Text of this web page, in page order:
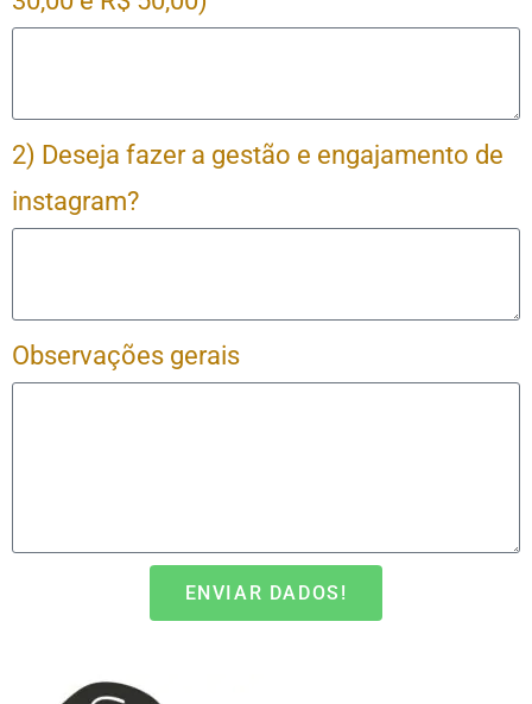
2) Deseja fazer a gestão e engajamento de
instagram?
Observações gerais
ENVIAR DADOS!